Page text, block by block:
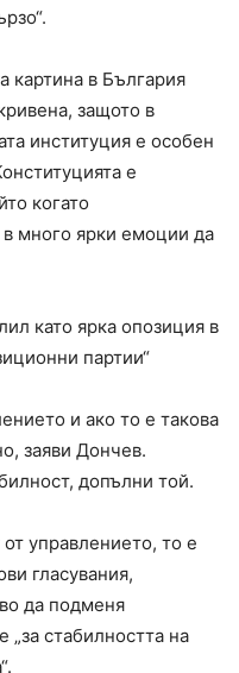
картина в България
защото в
институция е особен
е
когато
много ярки емоции да
като ярка опозиция в
партии“
и ако то е такова
заяви Дончев.
допълни той.
управлението, то е
гласувания,
да подменя
„за стабилността на